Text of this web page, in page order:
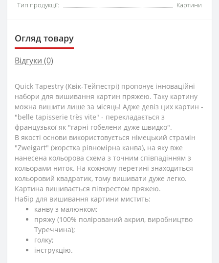
Тип продукції:
Картини
Огляд товару
Відгуки (0)
Quick Tapestry (Квік-Тейпестрі) пропонує інноваційні
набори для вишивання картин пряжею. Таку картину
можна вишити лише за місяць! Адже девіз цих картин -
"belle tapisserie très vite" - перекладається з
французької як "гарні гобелени дуже швидко".
В якості основи використовується німецький страмін
"Zweigart" (жорстка рівномірна канва), на яку вже
нанесена кольорова схема з точним співпадінням з
кольорами ниток. На кожному перетині знаходиться
кольоровий квадратик, тому вишивати дуже легко.
Картина вишивається півхрестом пряжею.
Набір для вишивання картини мистить:
канву з малюнком;
пряжу (100% полірований акрил, виробництво
Туреччина);
голку;
інструкцію.